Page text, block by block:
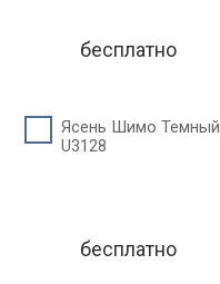
бесплатно
Ясень Шимо Темный
U3128
бесплатно